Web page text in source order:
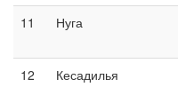
11 Нуга
12
Кесадилья